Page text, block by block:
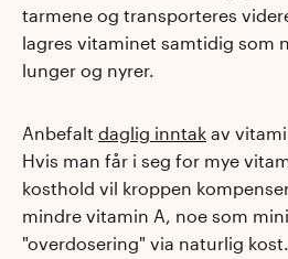
tarmene og transporteres
lagres vitaminet samtidig som
lunger og nyrer.
Anbefalt daglig inntak av
Hvis man får i seg for mye
kosthold vil kroppen
mindre vitamin A, noe som
"overdosering" via naturlig